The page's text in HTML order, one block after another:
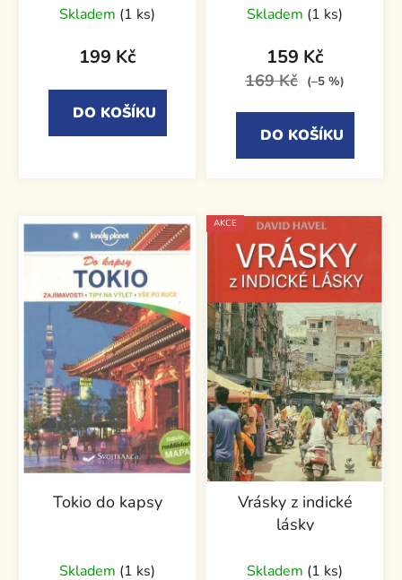
hodnocení
produktu
5,0
z
Skladem (1 ks)
199 Kč
DO KOŠÍKU
Skladem (1 ks)
159 Kč
169 Kč (–5 %)
DO KOŠÍKU
Tokio do kapsy
Skladem (1 ks)
AKCE
Vrásky z indické
lásky
Skladem (1 ks)